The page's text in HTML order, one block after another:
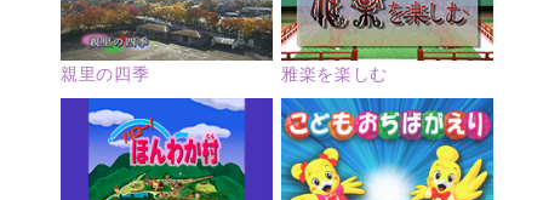
親里の四季 雅楽を楽しむ